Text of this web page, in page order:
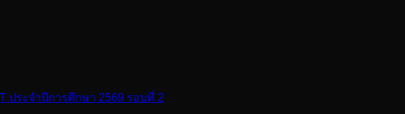
ประจําปีการศึกษา 2569 รอบที่ 2